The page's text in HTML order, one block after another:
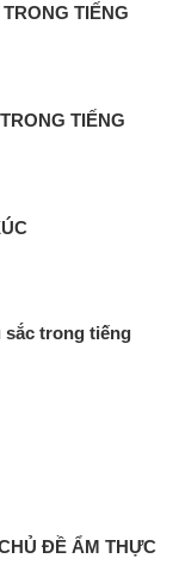
TIẾNG
TIẾNG
sắc trong tiếng
ĐỀ ẨM THỰC